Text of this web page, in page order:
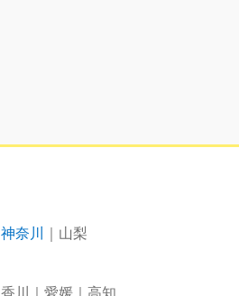
神奈川
山梨
香川 愛媛 高知